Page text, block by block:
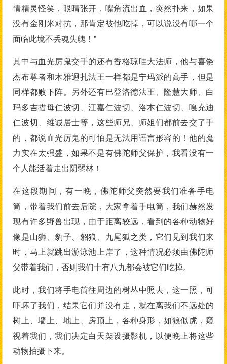
情精灵怪笑，眼睛张开，嘴角流出血，突然扑来，如果
没有金刚米对抗，那肯定被他吃掉，可以说没有哪一个
面临此境不丢魂失魄！”
其中与血光厉鬼交手的还有香格琼哇大法师，他与喜饶
杰布尊者和木雅迥扎法王一样都是宁玛派的高手，但是
同样都败下阵。另外还有巴登洛德法王、隆慧大师、白
玛多吉措母仁波切、江嘉仁波切、洛本仁波切、嘎充迪
仁波切、维诚居士等，这些师兄、师姐们都前去交了手
的，都说血光厉鬼的可怕是无法用语言形容的！他的魔
力实在太强盛，如果不是有佛陀师父保护，我看没有一
个人能活着走出阴弱林！
在这段期间，有一晚，佛陀师父突然要我们准备手电
筒，带着我们前去后院，大家拿着手电筒，我们赫然发
现有许多野兽出现，由于距离较远，看到的各种动物好
像是山狮、豹子、貂狼、九尾狐之类，它们见到我们来
时，马上就跳出游泳池上岸了，这种情况必须由佛陀师
父带着我们，否则我们十有八九都会被它们吃掉。
此时，我们将手电筒往周边的树丛中照去，这一照，可
吓坏了我们，结果它们并没有走，就在离我们不远处的
树上、墙上、地上、房顶上，各种身形，如狼似虎，窥
视着我们，我们决定白天架设摄影机，以便晚上将这些
动物拍摄下来。